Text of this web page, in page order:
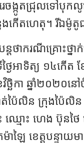
េចង្កូតជ្រុលទៅបុក
ងកើតហេតុ។ រីឯម៉ូតូ
តថាករណីគ្រោះថ្ន
ងៃអាទិត្យ ១៤កើ
វិច្ឆិកា ឆ្នាំ២០២០
ត់ប៉ៃលិន ក្រុងប៉ៃលិន
ឈ្មោះ ហេង ប៊ុន
ាឡៃ ខេត្តបន្ទា